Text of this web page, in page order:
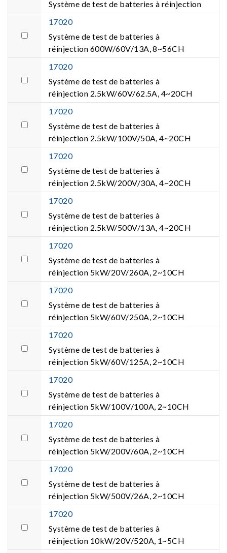
Système de test de batteries à réinjection
17020
Système de test de batteries à
réinjection 600W/60V/13A, 8~56CH
17020
Système de test de batteries à
réinjection 2.5kW/60V/62.5A, 4~20CH
17020
Système de test de batteries à
réinjection 2.5kW/100V/50A, 4~20CH
17020
Système de test de batteries à
réinjection 2.5kW/200V/30A, 4~20CH
17020
Système de test de batteries à
réinjection 2.5kW/500V/13A, 4~20CH
17020
Système de test de batteries à
réinjection 5kW/20V/260A, 2~10CH
17020
Système de test de batteries à
réinjection 5kW/60V/250A, 2~10CH
17020
Système de test de batteries à
réinjection 5kW/60V/125A, 2~10CH
17020
Système de test de batteries à
réinjection 5kW/100V/100A, 2~10CH
17020
Système de test de batteries à
réinjection 5kW/200V/60A, 2~10CH
17020
Système de test de batteries à
réinjection 5kW/500V/26A, 2~10CH
17020
Système de test de batteries à
réinjection 10kW/20V/520A, 1~5CH